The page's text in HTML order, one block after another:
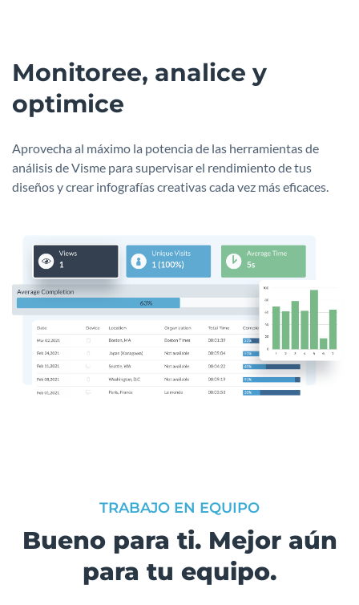
Monitoree, analice y
optimice
Aprovecha al máximo la potencia de las herramientas de
análisis de Visme para supervisar el rendimiento de tus
diseños y crear infografías creativas cada vez más eficaces.
TRABAJO EN EQUIPO
Bueno para ti. Mejor aún
para tu equipo.